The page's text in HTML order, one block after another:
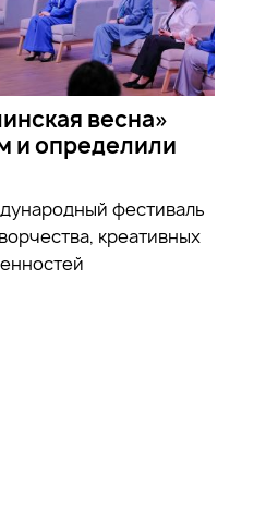
весна»
и определили
фестиваль
креативных